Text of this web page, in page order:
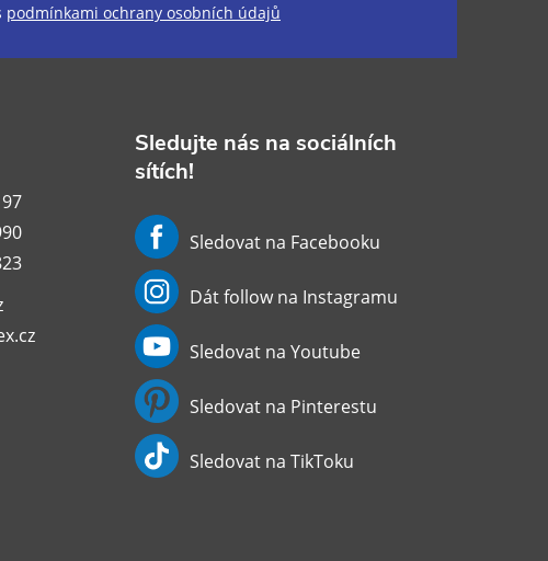
podmínkami ochrany osobních údajů
Sledujte nás na sociálních
sítích!
Sledovat na Facebooku
Dát follow na Instagramu
Sledovat na Youtube
Sledovat na Pinterestu
Sledovat na TikToku